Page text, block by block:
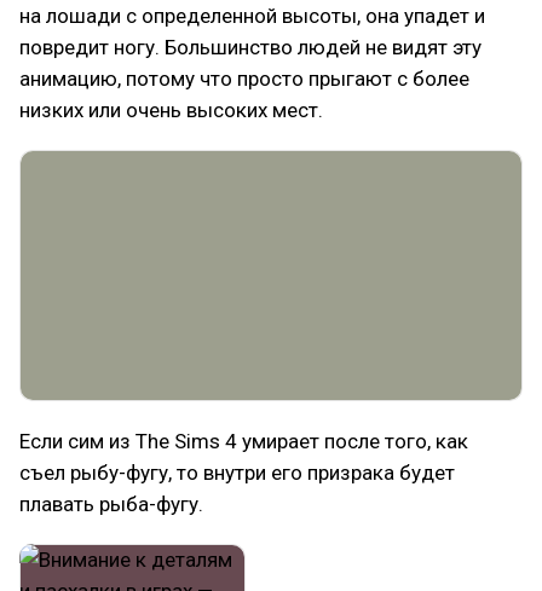
на лошади с определенной высоты, она упадет и
повредит ногу. Большинство людей не видят эту
анимацию, потому что просто прыгают с более
низких или очень высоких мест.
Если сим из The Sims 4 умирает после того, как
съел рыбу-фугу, то внутри его призрака будет
плавать рыба-фугу.